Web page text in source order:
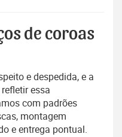
de coroas
e despedida, e a
essa
com padrões
montagem
e entrega pontual.